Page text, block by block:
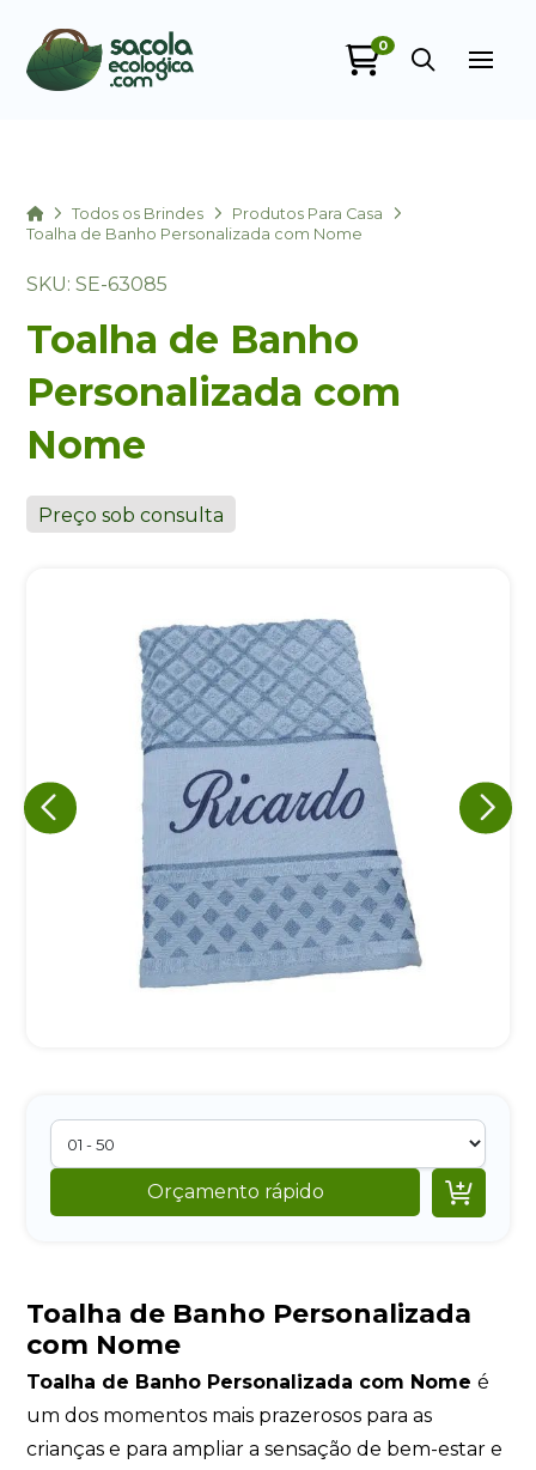
0
HomeTodos os Brindes
Produtos Para Casa
Toalha de Banho Personalizada com Nome
SKU: SE-63085
Toalha de Banho
Personalizada com
Nome
Preço sob consulta
Orçamento rápido 
Toalha de Banho Personalizada
com Nome
Toalha de Banho Personalizada com Nomeé
um dos momentos mais prazerosos para as
crianças e para ampliar a sensação de bem-estar e
+55
Eu concordo em receber comunicações.
A nossa empresa está comprometida a proteger e respeitar
sua privacidade, utilizaremos seus dados apenas para fins
de marketing. Você pode alterar suas preferências a
qualquer momento.
Iniciar conversa